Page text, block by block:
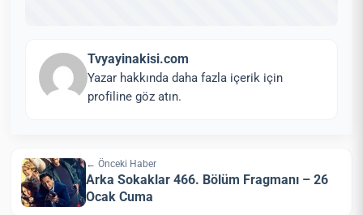
Tvyayinakisi.com
Yazar hakkında daha fazla içerik için
profiline göz atın.
← Önceki Haber
Arka Sokaklar 466. Bölüm Fragmanı – 26
Ocak Cuma